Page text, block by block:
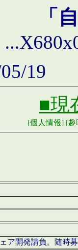
「
19
■現
[個人情報] [趣
ア開発請負。随時